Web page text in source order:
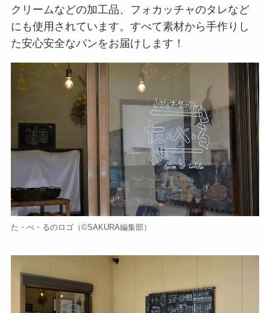
クリームなどの加工品、フォカッチャのタレなど
にも使用されています。すべて素材から手作りし
た安心安全なパンをお届けします！
た・べ・るのロゴ（©️SAKURA編集部）